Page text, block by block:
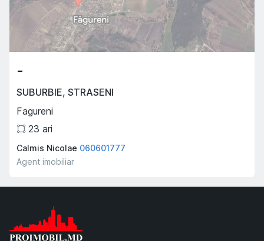
-
SUBURBIE, STRASENI
Fagureni
23 ari
Calmis Nicolae 060601777
Agent imobiliar